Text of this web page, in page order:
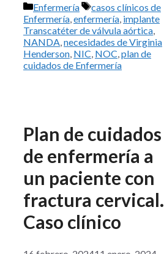
Categorías
Enfermería Etiquetas
casos clínicos de
Enfermería,enfermería, implante
Transcatéter de válvula aórtica,
NANDA,necesidades de Virginia
Henderson, NIC, NOC,plan de
cuidados de Enfermería
Plan de cuidados
de enfermería a
un paciente con
fractura cervical.
Caso clínico